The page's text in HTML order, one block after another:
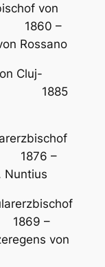
von
–
Rossano
Cluj-
1885
–
–
von